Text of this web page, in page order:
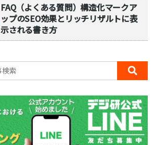
FAQ（よくある質問）構造化マークア
ップのSEO効果とリッチリザルトに表
示される書き方